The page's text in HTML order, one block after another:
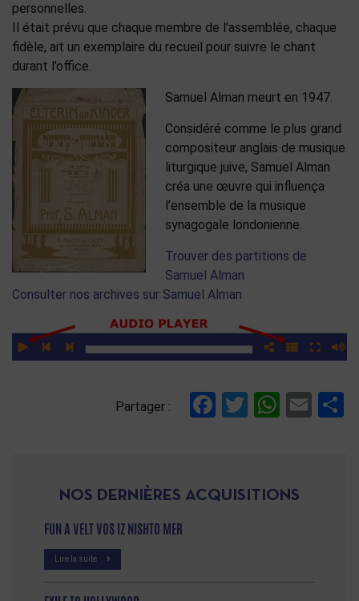
personnelles.
Il était prévu que chaque membre de l’assemblée, chaque
fidèle, ait un exemplaire du recueil pour suivre le chant
durant l’office.
Samuel Alman meurt en 1947.
Considéré comme le plus grand
compositeur anglais de musique
liturgique juive, Samuel Alman
créa une œuvre qui influença
l’ensemble de la musique
synagogale londonienne.
Trouver des partitions de
Samuel Alman
Consulter nos archives sur Samuel Alman
Partager : Facebook
Twitter
NOS DERNIÈRES ACQUISITIONS
FUN A VELT VOS IZ NISHTO MER
Lire la suite